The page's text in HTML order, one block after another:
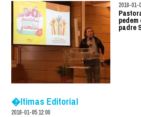
2018-01-
padre
�ltimas Editorial
2018-01-05 12:00